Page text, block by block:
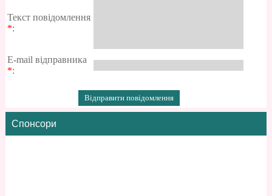
Текст повідомлення
*:
E-mail відправника
*:
Спонсори